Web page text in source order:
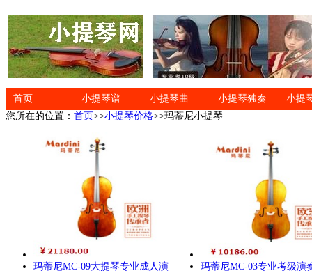
首页 小提琴谱 小提琴曲 小提琴独奏
小提
您所在的位置： 首页>>小提琴价格>>玛蒂尼小提琴
玛蒂尼MC-09大提琴专业成人演
玛蒂尼MC-03专业考级演